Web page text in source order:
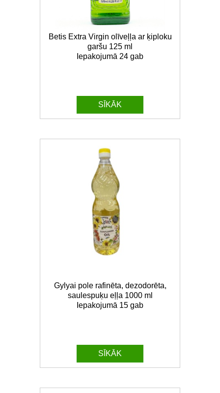
Betis Extra Virgin olīveļļa ar ķiploku
garšu 125 ml
Iepakojumā 24 gab
SĪKĀK
Gylyai pole rafinēta, dezodorēta,
saulespuķu eļļa 1000 ml
Iepakojumā 15 gab
SĪKĀK